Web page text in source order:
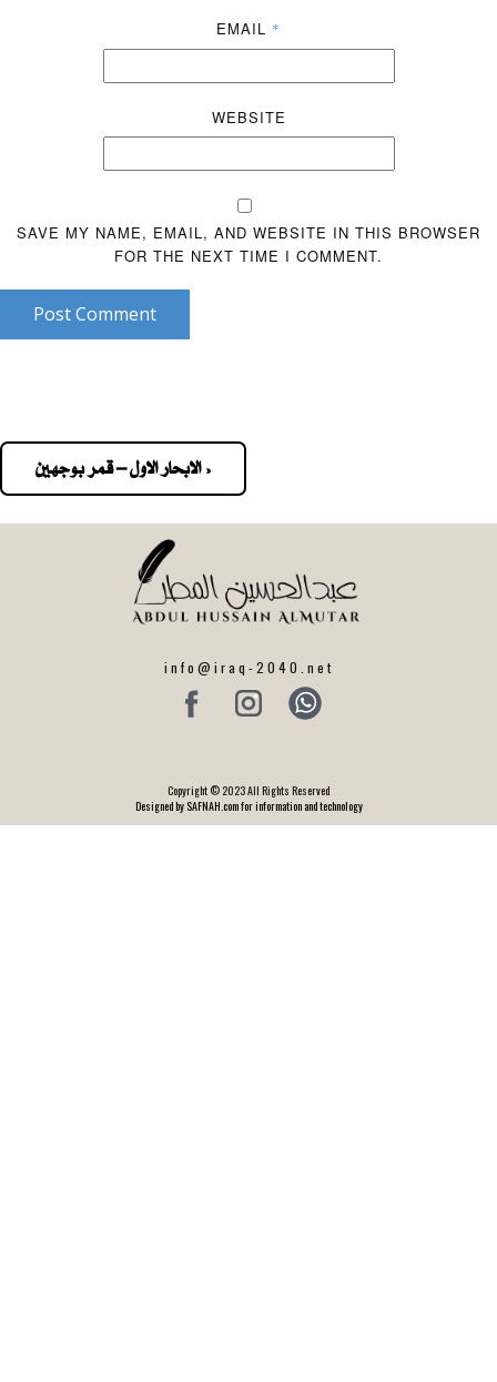
EMAIL *
WEBSITE
SAVE MY NAME, EMAIL, AND WEBSITE IN THIS BROWSER
FOR THE NEXT TIME I COMMENT.
Post Comment
navigation
« الابحار الاول – قمر بوجهين
info@iraq-2040.net
Copyright © 2023 All Rights Reserved
Designed by SAFNAH.com for information and technology